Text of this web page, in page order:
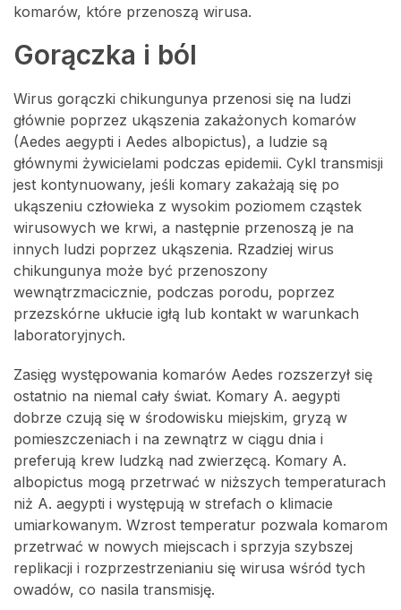
komarów, które przenoszą wirusa.
Gorączka i ból
Wirus gorączki chikungunya przenosi się na ludzi
głównie poprzez ukąszenia zakażonych komarów
(Aedes aegypti i Aedes albopictus), a ludzie są
głównymi żywicielami podczas epidemii. Cykl transmisji
jest kontynuowany, jeśli komary zakażają się po
ukąszeniu człowieka z wysokim poziomem cząstek
wirusowych we krwi, a następnie przenoszą je na
innych ludzi poprzez ukąszenia. Rzadziej wirus
chikungunya może być przenoszony
wewnątrzmacicznie, podczas porodu, poprzez
przezskórne ukłucie igłą lub kontakt w warunkach
laboratoryjnych.
Zasięg występowania komarów Aedes rozszerzył się
ostatnio na niemal cały świat. Komary A. aegypti
dobrze czują się w środowisku miejskim, gryzą w
pomieszczeniach i na zewnątrz w ciągu dnia i
preferują krew ludzką nad zwierzęcą. Komary A.
albopictus mogą przetrwać w niższych temperaturach
niż A. aegypti i występują w strefach o klimacie
umiarkowanym. Wzrost temperatur pozwala komarom
przetrwać w nowych miejscach i sprzyja szybszej
replikacji i rozprzestrzenianiu się wirusa wśród tych
owadów, co nasila transmisję.